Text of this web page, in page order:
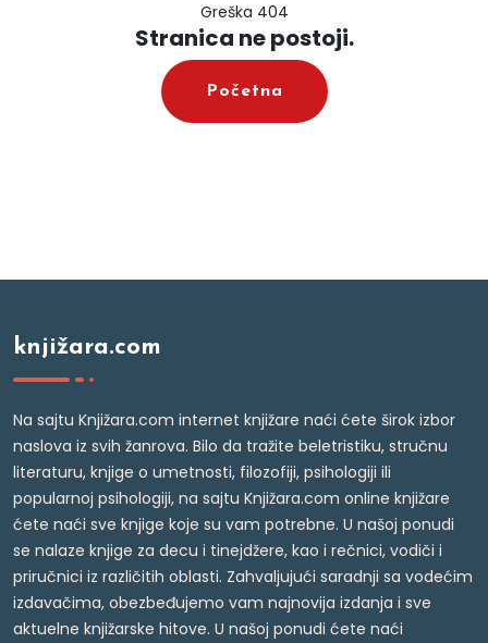
Greška 404
Stranica ne postoji.
Početna
knjižara.com
Na sajtu Knjižara.com internet knjižare naći ćete širok izbor
naslova iz svih žanrova. Bilo da tražite beletristiku, stručnu
literaturu, knjige o umetnosti, filozofiji, psihologiji ili
popularnoj psihologiji, na sajtu Knjižara.com online knjižare
ćete naći sve knjige koje su vam potrebne. U našoj ponudi
se nalaze knjige za decu i tinejdžere, kao i rečnici, vodiči i
priručnici iz različitih oblasti. Zahvaljujući saradnji sa vodećim
izdavačima, obezbeđujemo vam najnovija izdanja i sve
aktuelne knjižarske hitove. U našoj ponudi ćete naći